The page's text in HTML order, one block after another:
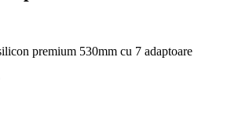
premium 530mm cu 7 adaptoare